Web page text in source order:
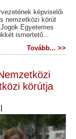
képviselői
nemzetközi körút
Egyetemes
ismertető...
Tovább... >>
körútja